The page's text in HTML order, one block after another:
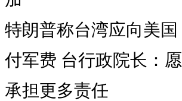
特朗普称台湾应向美国
付军费 台行政院长：愿
承担更多责任